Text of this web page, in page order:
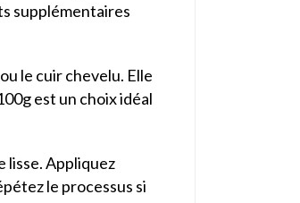
supplémentaires
le cuir chevelu. Elle
est un choix idéal
lisse. Appliquez
le processus si